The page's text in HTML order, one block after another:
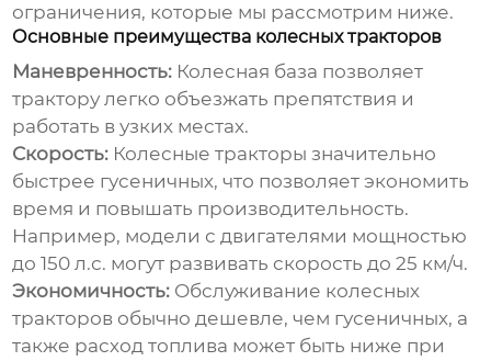
ограничения, которые мы рассмотрим ниже.
Основные преимущества колесных тракторов
Маневренность: Колесная база позволяет
трактору легко объезжать препятствия и
работать в узких местах.
Скорость: Колесные тракторы значительно
быстрее гусеничных, что позволяет экономить
время и повышать производительность.
Например, модели с двигателями мощностью
до 150 л.с. могут развивать скорость до 25 км/ч.
Экономичность: Обслуживание колесных
тракторов обычно дешевле, чем гусеничных, а
также расход топлива может быть ниже при